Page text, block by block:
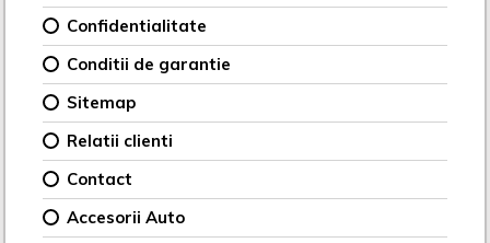
Confidentialitate
Conditii de garantie
Sitemap
Relatii clienti
Contact
Accesorii Auto